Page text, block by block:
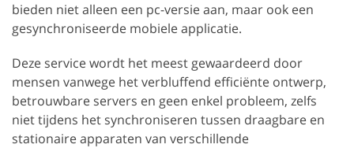
bieden niet alleen een pc-versie aan, maar ook een
gesynchroniseerde mobiele applicatie.
Deze service wordt het meest gewaardeerd door
mensen vanwege het verbluffend efficiënte ontwerp,
betrouwbare servers en geen enkel probleem, zelfs
niet tijdens het synchroniseren tussen draagbare en
stationaire apparaten van verschillende